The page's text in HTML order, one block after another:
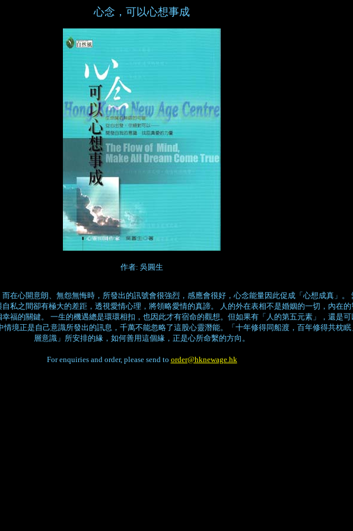
心念，可以心想事成
作者: 吳圓生
在心開意朗、無怨無悔時，所發出的訊號會很強烈，感應會很好，心念能量因此促成「心想成真」。
私之間卻有極大的差距，透視愛情心理，將領略愛情的真諦。 人的外在表相不是婚姻的一切，內在
福的關鍵。 一生的機遇總是環環相扣，也因此才有宿命的觀想。但如果有「人的第五元素」，還是
情境正是自己意識所發出的訊息，千萬不能忽略了這股心靈潛能。「十年修得同船渡，百年修得共枕
層意識」所安排的緣，如何善用這個緣，正是心所命繫的方向。
For enquiries and order, please send to order@hknewage.hk